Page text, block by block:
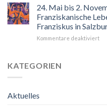
auf
24. Mai bis 2.
Franziskanische
Franziskus in
Kommentare deaktiviertfür
KATEGORIEN
Aktuelles